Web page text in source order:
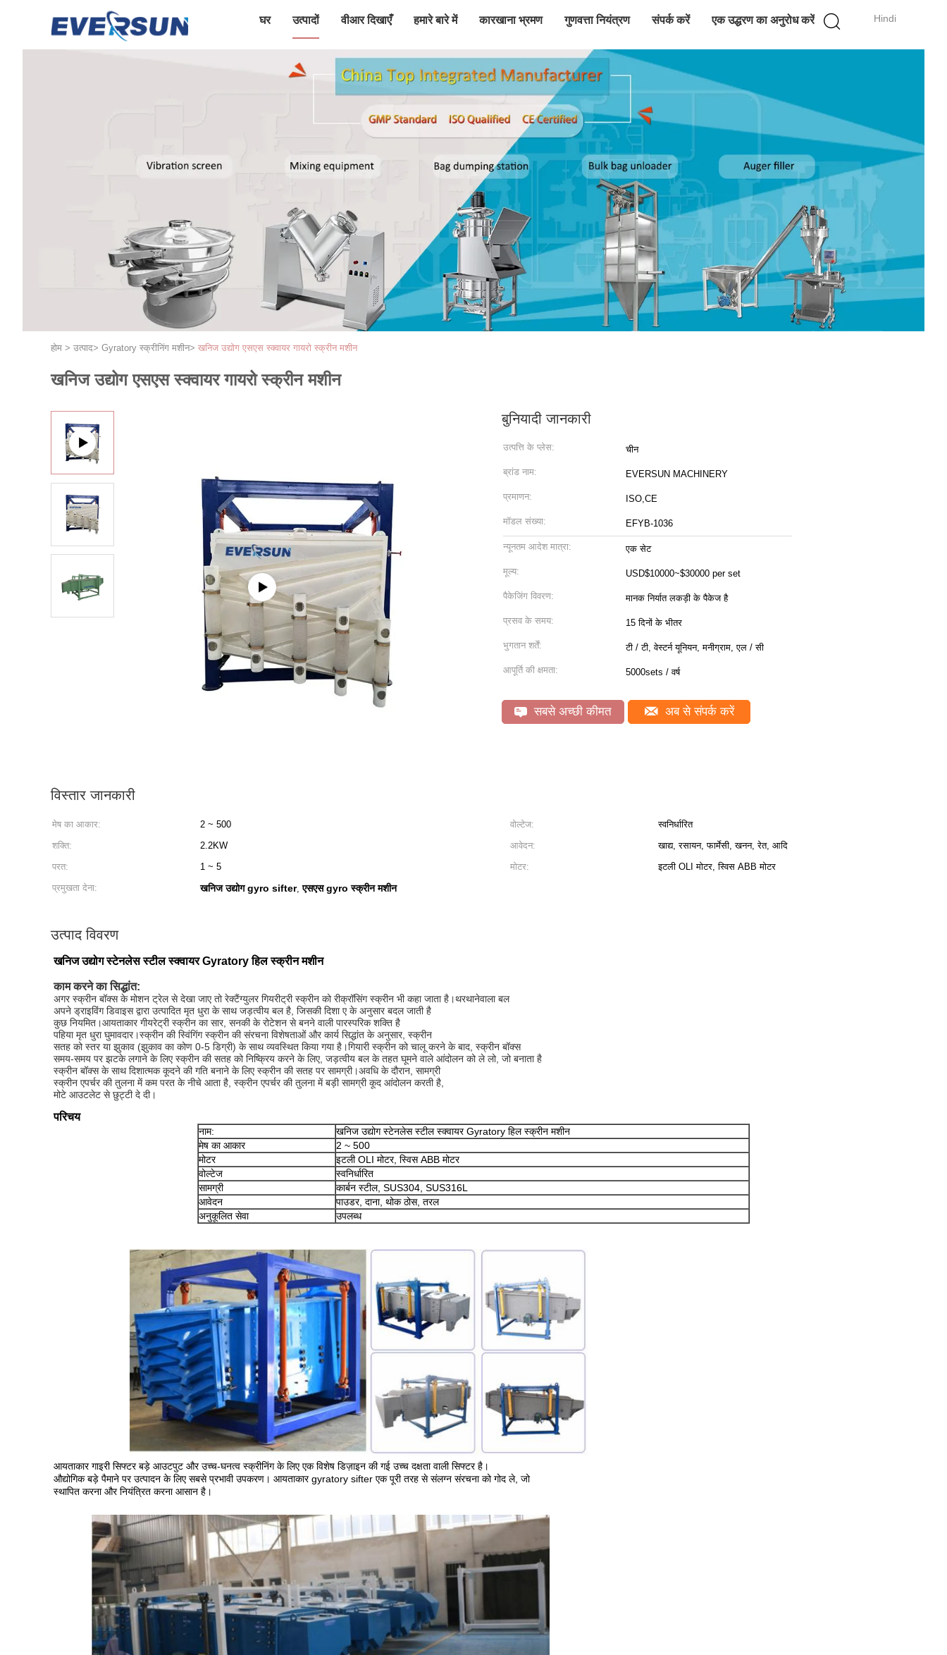
Hindi
घर उत्पादों वीआर दिखाएँ हमारे बारे में कारखाना भ्रमण गुणवत्ता नियंत्रण संपर्क करें एक उद्धरण का अनुरोध करें
होम > उत्पाद> Gyratory स्क्रीनिंग मशीन> खनिज उद्योग एसएस स्क्वायर गायरो स्क्रीन मशीन
खनिज उद्योग एसएस स्क्वायर गायरो स्क्रीन मशीन
बुनियादी जानकारी
उत्पत्ति के प्लेस: चीन
ब्रांड नाम: EVERSUN MACHINERY
प्रमाणन: ISO,CE
मॉडल संख्या: EFYB-1036
न्यूनतम आदेश मात्रा: एक सेट
मूल्य: USD$10000~$30000 per set
पैकेजिंग विवरण: मानक निर्यात लकड़ी के पैकेज है
प्रसव के समय: 15 दिनों के भीतर
भुगतान शर्तें: टी / टी, वेस्टर्न यूनियन, मनीग्राम, एल / सी
आपूर्ति की क्षमता: 5000sets / वर्ष
सबसे अच्छी कीमत अब से संपर्क करें
विस्तार जानकारी
मेष का आकार: 2 ~ 500 वोल्टेज:
स्वनिर्धारित
शक्ति:
2.2KW आवेदन:
खाद्य, रसायन, फार्मेसी, खनन, रेत, आदि
परत:
1 ~ 5 मोटर:
इटली OLI मोटर, स्विस ABB मोटर
प्रमुखता देना:
खनिज उद्योग gyro sifter,एसएस gyro स्क्रीन मशीन
उत्पाद विवरण
खनिज उद्योग स्टेनलेस स्टील स्क्वायर Gyratory हिल स्क्रीन मशीन
काम करने का सिद्धांत:
अगर स्क्रीन बॉक्स के मोशन ट्रेल से देखा जाए तो रेक्टैंग्युलर गियरीट्री स्क्रीन को रीक्रॉसिंग स्क्रीन भी कहा जाता है।थरथानेवाला बल
अपने ड्राइविंग डिवाइस द्वारा उत्पादित मृत धुरा के साथ जड़त्वीय बल है, जिसकी दिशा ए के अनुसार बदल जाती है
कुछ नियमित।आयताकार गीयरेट्री स्क्रीन का सार, सनकी के रोटेशन से बनने वाली पारस्परिक शक्ति है
पहिया मृत धुरा घुमावदार।स्क्रीन की स्विंगिंग स्क्रीन की संरचना विशेषताओं और कार्य सिद्धांत के अनुसार, स्क्रीन
सतह को स्तर या झुकाव (झुकाव का कोण 0-5 डिग्री) के साथ व्यवस्थित किया गया है।गियारी स्क्रीन को चालू करने के बाद, स्क्रीन बॉक्स
समय-समय पर झटके लगाने के लिए स्क्रीन की सतह को निष्क्रिय करने के लिए, जड़त्वीय बल के तहत घूमने वाले आंदोलन को ले लो, जो बनाता है
स्क्रीन बॉक्स के साथ दिशात्मक कूदने की गति बनाने के लिए स्क्रीन की सतह पर सामग्री।अवधि के दौरान, सामग्री
स्क्रीन एपर्चर की तुलना में कम परत के नीचे आता है, स्क्रीन एपर्चर की तुलना में बड़ी सामग्री कूद आंदोलन करती है,
मोटे आउटलेट से छुट्टी दे दी।
परिचय
नाम:
खनिज उद्योग स्टेनलेस स्टील स्क्वायर Gyratory हिल स्क्रीन मशीन
मेष का आकार
2 ~ 500
मोटर
इटली OLI मोटर, स्विस ABB मोटर
वोल्टेज
स्वनिर्धारित
सामग्री
कार्बन स्टील, SUS304, SUS316L
आवेदन
पाउडर, दाना, थोक ठोस, तरल
अनुकूलित सेवा
उपलब्ध
आयताकार गाइरी सिफ्टर बड़े आउटपुट और उच्च-घनत्व स्क्रीनिंग के लिए एक विशेष डिज़ाइन की गई उच्च दक्षता वाली सिफ्टर है।
औद्योगिक बड़े पैमाने पर उत्पादन के लिए सबसे प्रभावी उपकरण। आयताकार gyratory sifter एक पूरी तरह से संलग्न संरचना को गोद ले, जो
स्थापित करना और नियंत्रित करना आसान है।